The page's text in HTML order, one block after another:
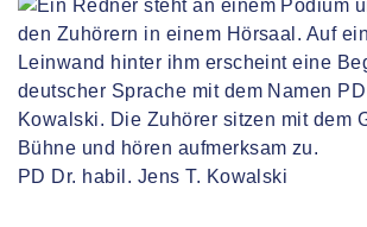
PD Dr. habil. Jens T. Kowalski